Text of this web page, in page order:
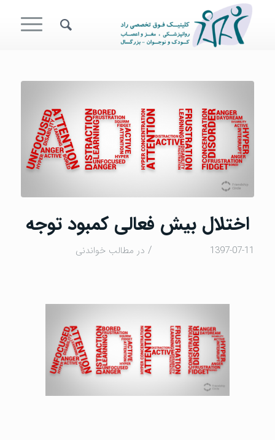
اختلال بیش فعالی کمبود توجه
1397-07-11
/ در مطالب خواندنی